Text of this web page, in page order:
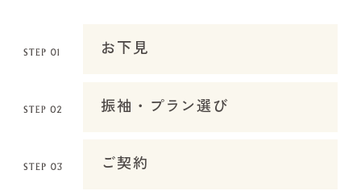
お下見
振袖・プラン選び
ご契約